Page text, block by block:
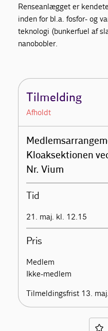
Renseanlægget er
inden for bl.a. fosfor- og
teknologi (bunkerfuel af
nanobobler.
Tilmelding
Afholdt
Kloaksektionen
Nr. Vium
Tid
21. maj. kl. 12.15
Pris
Medlem
Ikke-medlem
Tilmeldingsfrist 13.